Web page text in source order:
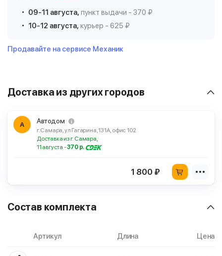
09-11 августа, пункт выдачи - 370 ₽
10-12 августа, курьер - 625 ₽
Продавайте на сервисе Механик
Доставка из других городов
А Автодом
г. Самара, ул Гагарина, 131А, офис 102
Доставка из г. Самара,
11 августа -370 р.
1 800 ₽
Состав комплекта
Артикул Длина Цена